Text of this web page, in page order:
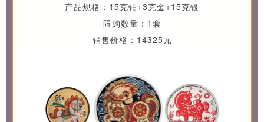
产品规格：15克铂+3克金+15克银
限购数量：1套
销售价格：14325元